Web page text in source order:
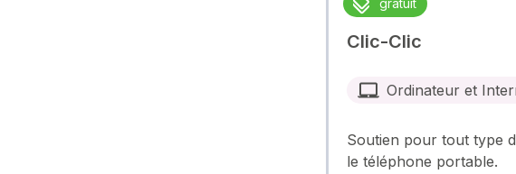
Clic-Clic
Ordinateur et
Soutien pour tout type
le téléphone portable.